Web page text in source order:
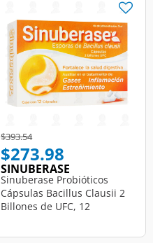
Price reduced from
$393.54to
$273.98
SINUBERASE
Sinuberase Probióticos
Cápsulas Bacillus Clausii 2
Billones de UFC, 12